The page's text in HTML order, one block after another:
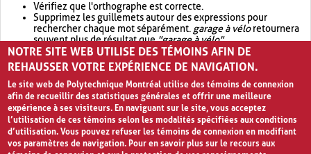
Vérifiez que l'orthographe est correcte.
Supprimez les guillemets autour des expressions pour
rechercher chaque mot séparément. garage à véloretournera
souvent plus de résultat que"garage à vélo".
Envisagez d'élargir votre recherche avec OR.garage OR vélo
retournera souvent plus de résultat quegarage à vélo
NOTRE SITE WEB UTILISE DES TÉMOINS AFIN DE
REHAUSSER VOTRE EXPÉRIENCE DE NAVIGATION.
Le site web de Polytechnique Montréal utilise des témoins de connexion
afin de recueillir des statistiques générales et offrir une meilleure
expérience à ses visiteurs. En naviguant sur le site, vous acceptez
l’utilisation de ces témoins selon les modalités spécifiées aux conditions
d’utilisation. Vous pouvez refuser les témoins de connexion en modifiant
vos paramètres de navigation. Pour en savoir plus sur le recours aux